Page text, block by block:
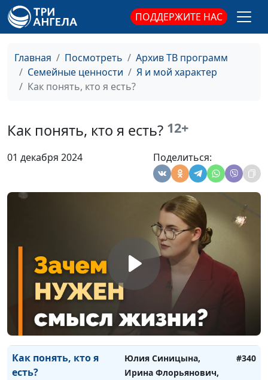
ПОДДЕРЖИТЕ НАС
Главная Посмотреть
Архив ТВ программ
Семейные ценности
Я и мой характер
Как понять, кто я есть?
Как понять, кто я есть? 12+
01 декабря 2024 Поделиться:
3 правила человека с
устойчивой психикой
Юлия Синицына,
Надежда Орлюк,
семейный психолог
#345
Как научиться
Юлия Синицына,
семейный психолог
Как жить счастливо
Юлия Синицына,
Надежда Орлюк,
практический и
семейный психолог
Юлия Синицына,
Надежда Орлюк,
практический и
семейный психолог
#342
Как справиться с
финансовыми
страхами
Юлия Синицына,
Надежда Орлюк,
практический и
семейный психолог
#341
Как понять, кто я
есть?
Юлия Синицына,
Ирина Флорьянович,
#340